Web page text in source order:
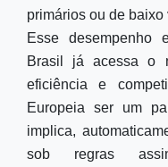
primários ou de baixo
Esse desempenho
Brasil já acessa o
eficiência e
Europeia ser um
implica,
sob regras